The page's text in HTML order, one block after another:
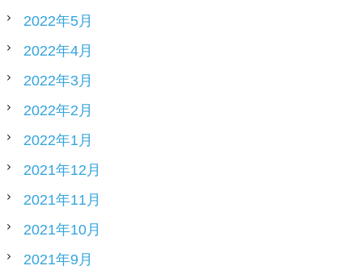
2022年5月
2022年4月
2022年3月
2022年2月
2022年1月
2021年12月
2021年11月
2021年10月
2021年9月